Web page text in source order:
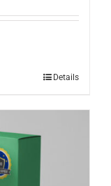
Details